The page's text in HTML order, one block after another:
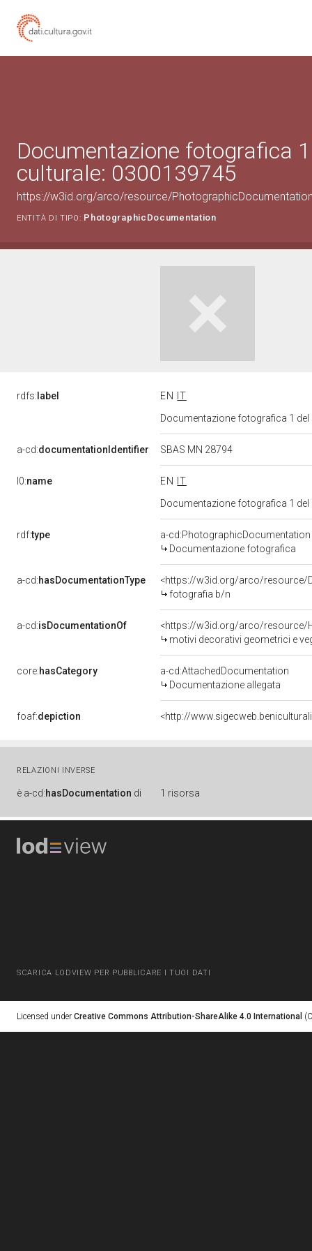
Documentazione fotografica
culturale: 0300139745
https://w3id.org/arco/resource/
ENTITÀ DI TIPO: PhotographicDocumentation
rdfs: label EN
IT
Documentazione fotografica 1
a-cd:documentationIdentifier SBAS MN 28794
l0:name EN
IT
Documentazione fotografica 1
rdf:type
a-cd:PhotographicDocumentation
Documentazione fotografica
a-cd:hasDocumentationType
<https://w3id.org/arco/resource/
fotografia b/n
a-cd:isDocumentationOf
<https://w3id.org/arco/resource/
motivi decorativi geometrici e
core:hasCategory
a-cd:AttachedDocumentation
Documentazione allegata
foaf:depiction <http://
RELAZIONI INVERSE
è a-cd:hasDocumentation di 1 risorsa
SCARICA LODVIEW PER PUBBLICARE I TUOI DATI
Licensed under Creative Commons Attribution-ShareAlike 4.0 International